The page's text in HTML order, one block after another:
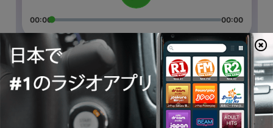
00:00 00:00
エピソード
Let me introduce myself
01 2月 2021